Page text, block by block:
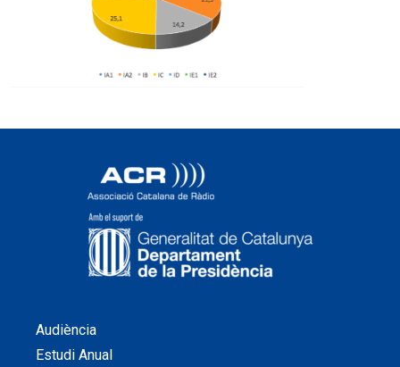
Audiència
Estudi Anual